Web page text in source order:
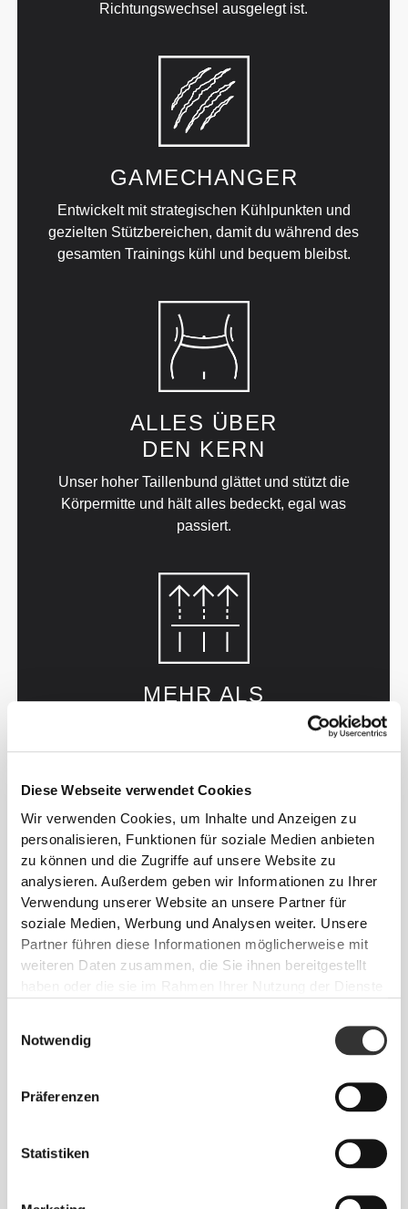
Diese Webseite verwendet Cookies
Wir verwenden Cookies, um Inhalte und Anzeigen zu
personalisieren, Funktionen für soziale Medien anbieten
zu können und die Zugriffe auf unsere Website zu
analysieren. Außerdem geben wir Informationen zu Ihrer
Verwendung unserer Website an unsere Partner für
soziale Medien, Werbung und Analysen weiter. Unsere
Partner führen diese Informationen möglicherweise mit
weiteren Daten zusammen, die Sie ihnen bereitgestellt
Notwendig
Präferenzen
Statistiken
Richtungswechsel ausgelegt ist.
GAMECHANGER
Entwickelt mit strategischen Kühlpunkten und
gezielten Stützbereichen, damit du während des
gesamten Trainings kühl und bequem bleibst.
ALLES ÜBER
DEN KERN
Unser hoher Taillenbund glättet und stützt die
Körpermitte und hält alles bedeckt, egal was
passiert.
MEHR ALS
DAS AUGE FASSEN KANN
Wir verwenden für unsere Kleidungsstücke einen
nicht nur dafür gemacht sind, dass du gut aussiehst,
sondern auch dafür, dass du dich wohlfühlst.
ENTWICKELT MITREVOKNIT
-TECHNOLOGIE
RevoKnit
ist eine von Prozis entwickelte
leistungsstarke, hautähnliche Kleidungsstücke mit
verbesserter Dehnbarkeit, Halt und Komfort schafft.